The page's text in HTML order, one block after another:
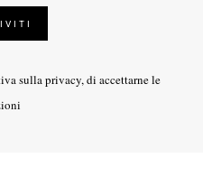
sulla privacy, di accettarne le